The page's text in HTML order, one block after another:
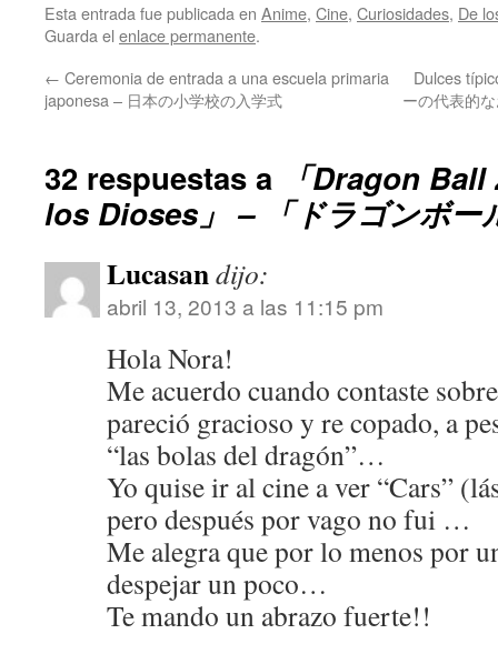
Esta entrada fue publicada en Anime, Cine, Curiosidades, De
Guarda el enlace permanente.
← Ceremonia de entrada a una escuela primaria
japonesa – 日本の小学校の入学式
Dulces
ーの代表的
32 respuestas a
「Dragon
los Dioses」 – 「ドラゴンボー
Lucasandijo:
abril 13, 2013 a las 11:15 pm
Hola Nora!
Me acuerdo cuando contaste
pareció gracioso y re copado, a
“las bolas del dragón”…
Yo quise ir al cine a ver “Cars”
pero después por vago no fui …
Me alegra que por lo menos por
despejar un poco…
Te mando un abrazo fuerte!!